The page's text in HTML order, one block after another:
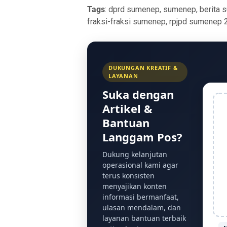
Tags: dprd sumenep, sumenep, berita
fraksi-fraksi sumenep, rpjpd sumenep
DUKUNGAN KREATIF &
LAYANAN
Suka dengan
Artikel &
Bantuan
Langgam Pos?
Dukung kelanjutan
operasional kami agar
terus konsisten
menyajikan konten
informasi bermanfaat,
ulasan mendalam, dan
layanan bantuan terbaik